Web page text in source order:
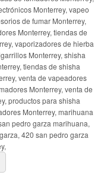
Monterrey, vapeo
de fumar Monterrey,
Monterrey, tiendas de
vaporizadores de hierba
Monterrey, shisha
tiendas de shisha
venta de vapeadores
Monterrey, venta de
productos para shisha
Monterrey, marihuana
pedro garza marihuana,
420 san pedro garza